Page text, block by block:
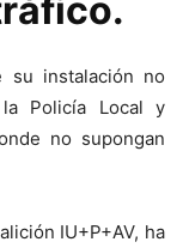
su instalación no
Policía Local y
no supongan
IU+P+AV, ha